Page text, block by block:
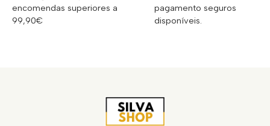
encomendas superiores a
99,90€
pagamento seguros
disponíveis.